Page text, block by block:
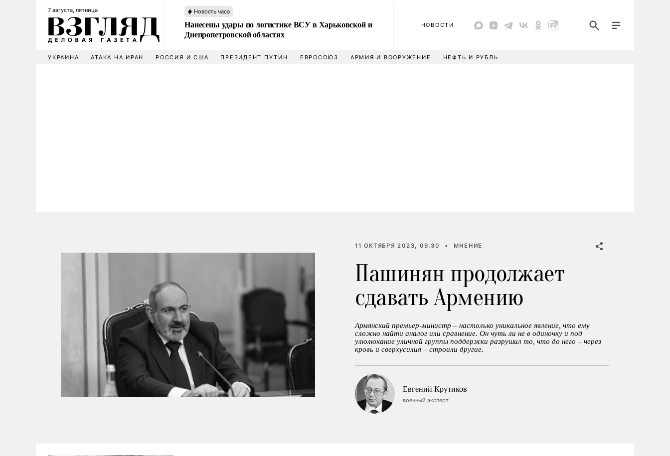
7 августа, пятница Новость часа
Нанесены удары по логистике ВСУ в Харьковской и
Днепропетровской областях
НОВОСТИ
УКРАИНА АТАКА НА ИРАН РОССИЯ И США ПРЕЗИДЕНТ ПУТИН ЕВРОСОЮЗ АРМИЯ И ВООРУЖЕНИЕ НЕФТЬ И РУБЛЬ
11 ОКТЯБРЯ 2023, 09:30 • МНЕНИЕ
Пашинян продолжает
сдавать Армению
Армянский премьер-министр – настолько уникальное явление, что ему
сложно найти аналог или сравнение. Он чуть ли не в одиночку и под
улюлюкание уличной группы поддержки разрушил то, что до него – через
кровь и сверхусилия – строили другие.
Евгений Крутиков
военный эксперт